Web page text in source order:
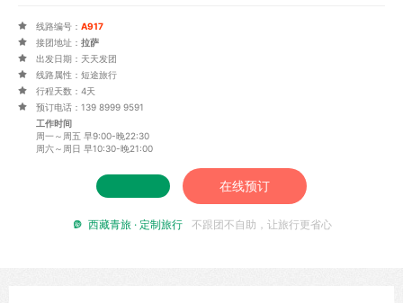
 线路编号： A917
 接团地址： 拉萨
 出发日期：天天发团
 线路属性：短途旅行
 行程天数：4天

预订电话：139 8999 9591
工作时间
周一～周五 早9:00-晚22:30
周六～周日 早10:30-晚21:00
在线预订
 西藏青旅 · 定制旅行 不跟团不自助，让旅行更省心